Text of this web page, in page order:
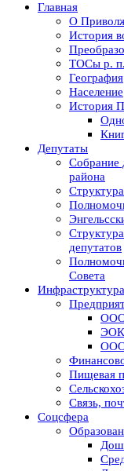
Главная
О
История
ТОСы р.
География
Население
История
Депутаты
Собрание
района
депутатов
Совета
Инфраструктура
ООО
ООО
Пищевая
Связь,
Соцсфера